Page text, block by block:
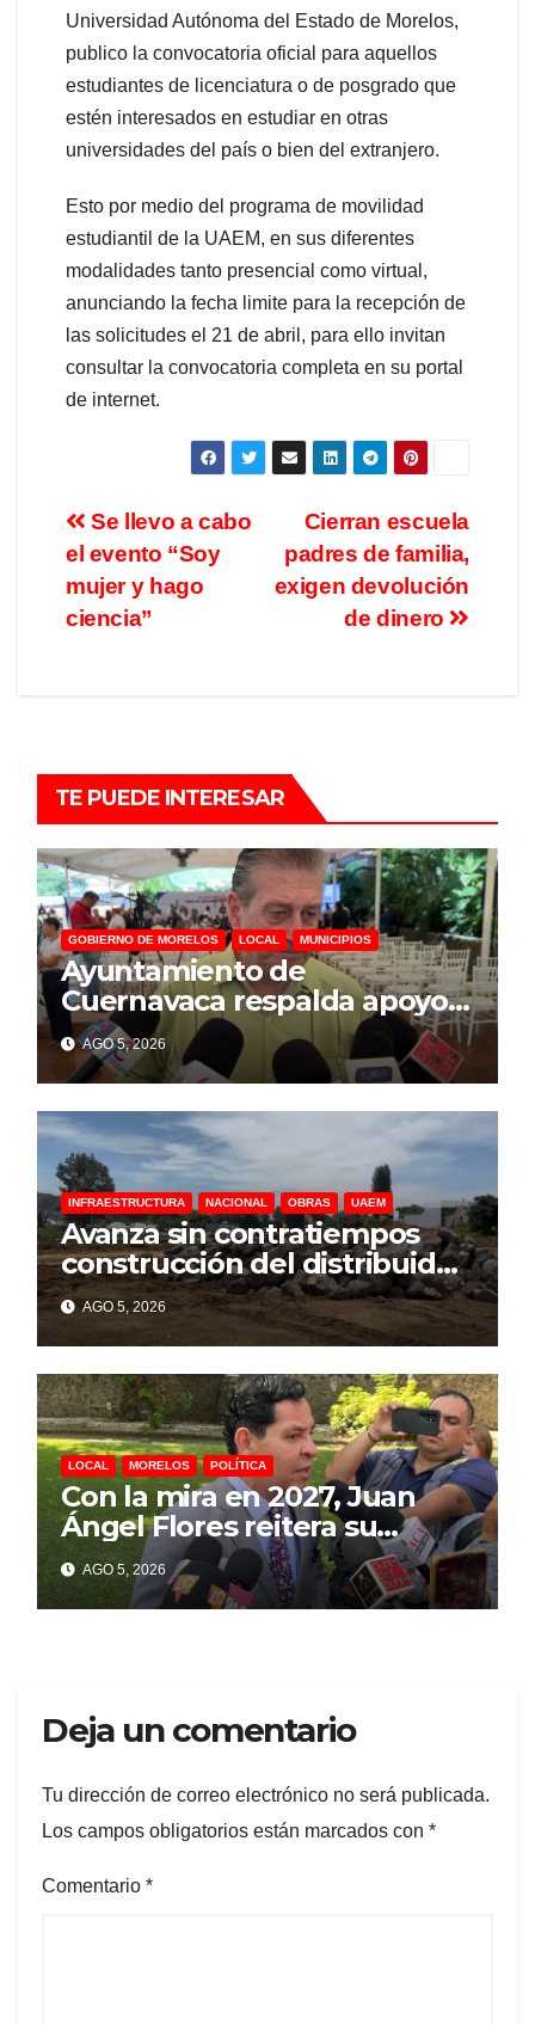
Universidad Autónoma del Estado de Morelos,
publico la convocatoria oficial para aquellos
estudiantes de licenciatura o de posgrado que
estén interesados en estudiar en otras
universidades del país o bien del extranjero.
Esto por medio del programa de movilidad
estudiantil de la UAEM, en sus diferentes
modalidades tanto presencial como virtual,
anunciando la fecha limite para la recepción de
las solicitudes el 21 de abril, para ello invitan
consultar la convocatoria completa en su portal
de internet.
Cierran escuela
padres de familia,
exigen devolución
de dinero
Se llevo a cabo
el evento “Soy
mujer y hago
ciencia”
TE PUEDE INTERESAR
GOBIERNO DE MORELOS LOCAL MUNICIPIOS
Ayuntamiento de
Cuernavaca respalda apoyo a
la industria audiovisual
AGO 5, 2026
INFRAESTRUCTURA NACIONAL OBRAS UAEM
Avanza sin contratiempos
construcción del distribuidor
vial de la UAEM en
Cuernavaca
AGO 5, 2026
LOCAL MORELOS POLÍTICA
Con la mira en 2027, Juan
Ángel Flores reitera su
intención de buscar la
alcaldía de Cuernavaca
AGO 5, 2026
Deja un comentario
Tu dirección de correo electrónico no será publicada.
Los campos obligatorios están marcados con *
Comentario *